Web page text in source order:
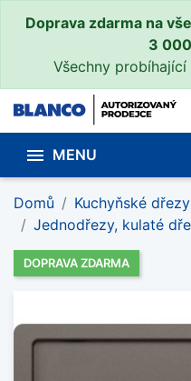
Doprava zdarma na
3
Všechny probíhající
 MENU
Domů Kuchyňské dřezy
Jednodřezy, kulaté
DOPRAVA ZDARMA